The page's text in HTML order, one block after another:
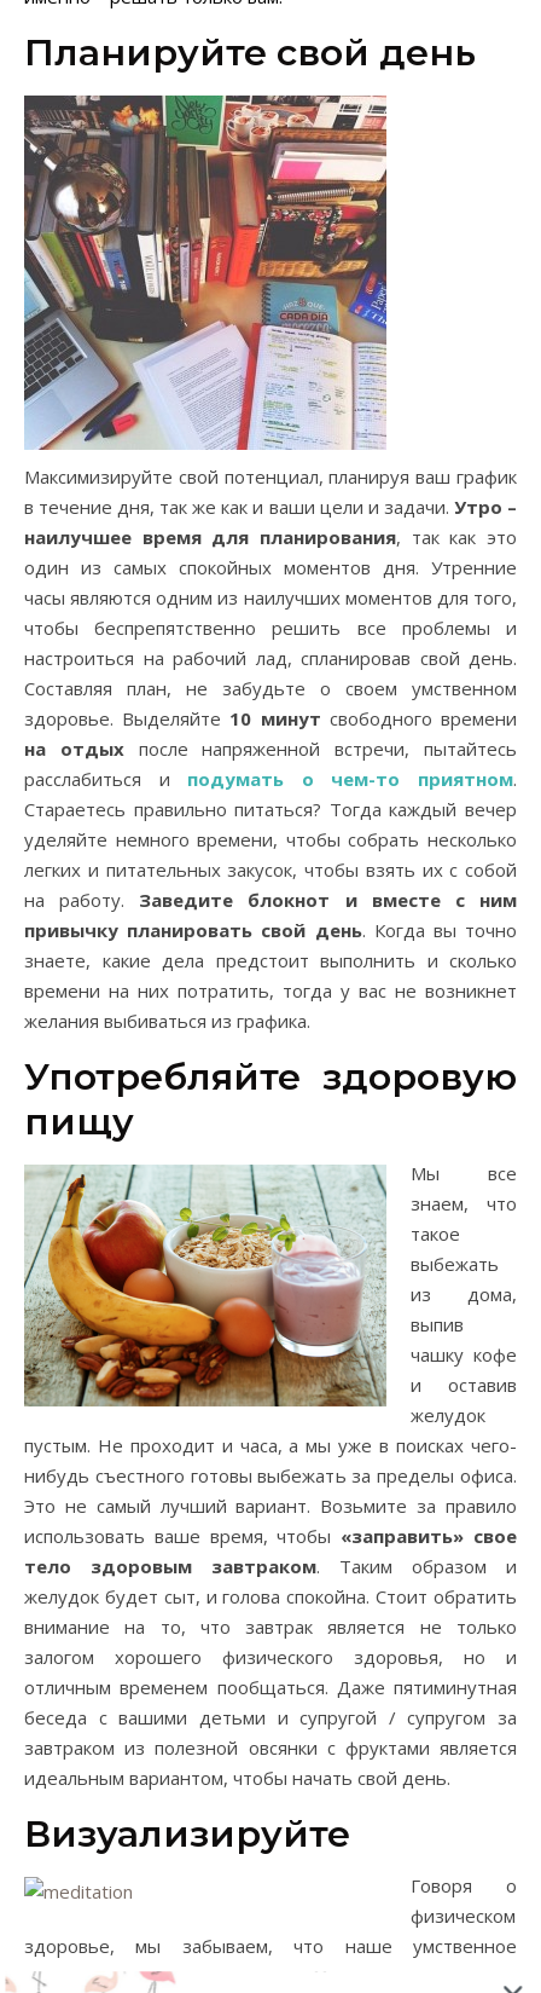
Планируйте свой день
Максимизируйте свой потенциал, планируя ваш график
в течение дня, так же как и ваши цели и задачи. Утро –
наилучшее время для планирования, так как это
один из самых спокойных моментов дня. Утренние
часы являются одним из наилучших моментов для того,
чтобы беспрепятственно решить все проблемы и
настроиться на рабочий лад, спланировав свой день.
Составляя план, не забудьте о своем умственном
здоровье. Выделяйте 10 минут свободного времени
на отдыхпосле напряженной встречи, пытайтесь
расслабиться и подумать о чем-то приятном.
Стараетесь правильно питаться? Тогда каждый вечер
уделяйте немного времени, чтобы собрать несколько
легких и питательных закусок, чтобы взять их с собой
на работу. Заведите блокнот и вместе с ним
привычку планировать свой день. Когда вы точно
знаете, какие дела предстоит выполнить и сколько
времени на них потратить, тогда у вас не возникнет
желания выбиваться из графика.
Употребляйте здоровую
пищу
Мы все
знаем, что
такое
выбежать
из дома,
выпив
чашку кофе
и оставив
желудок
пустым. Не проходит и часа, а мы уже в поисках чего-
нибудь съестного готовы выбежать за пределы офиса.
Это не самый лучший вариант. Возьмите за правило
использовать ваше время, чтобы «заправить» свое
тело здоровым завтраком. Таким образом и
желудок будет сыт, и голова спокойна. Стоит обратить
внимание на то, что завтрак является не только
залогом хорошего физического здоровья, но и
отличным временем пообщаться. Даже пятиминутная
беседа с вашими детьми и супругой / супругом за
завтраком из полезной овсянки с фруктами является
идеальным вариантом, чтобы начать свой день.
Визуализируйте
Говоря о
физическом
здоровье, мы забываем, что наше умственное
здоровье может дать трещину.